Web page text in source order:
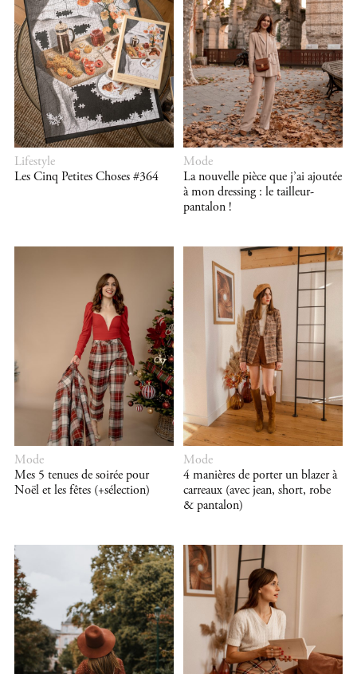
Lifestyle
Les Cinq Petites Choses #364
Mode
La nouvelle pièce que j’ai ajoutée
à mon dressing : le tailleur-
pantalon !
Mode
Mes 5 tenues de soirée pour
Noël et les fêtes (+sélection)
Mode
4 manières de porter un blazer à
carreaux (avec jean, short, robe
& pantalon)